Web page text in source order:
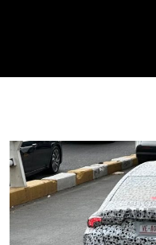
Autoanalítica IA